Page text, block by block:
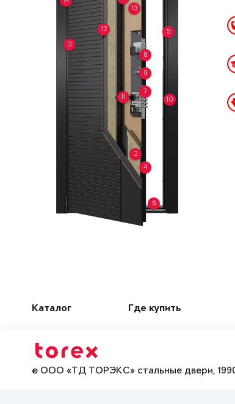
2
3
4
5
6
7
8
9
10
11
12
13
Каталог Где купить
© ООО «ТД ТОРЭКС» стальные двери,